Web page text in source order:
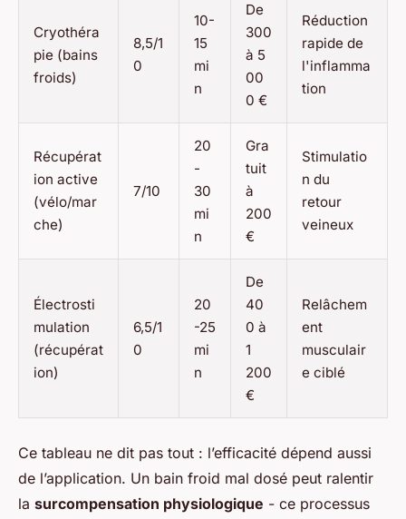
Cryothéra
pie (bains
froids)
8,5/1
0
10-
15
mi
n
De
300
à 5
00
0 €
Réduction
rapide de
l'inflamma
tion
Récupérat
ion active
(vélo/mar
che)
7/10
20
-
30
mi
n
Gra
tuit
à
200
€
Stimulatio
n du
retour
veineux
Électrosti
mulation
(récupérat
ion)
6,5/1
0
20
-25
mi
n
De
40
0 à
1
200
€
Relâchem
ent
musculair
e ciblé
Ce tableau ne dit pas tout : l’efficacité dépend aussi
de l’application. Un bain froid mal dosé peut ralentir
la surcompensation physiologique - ce processus